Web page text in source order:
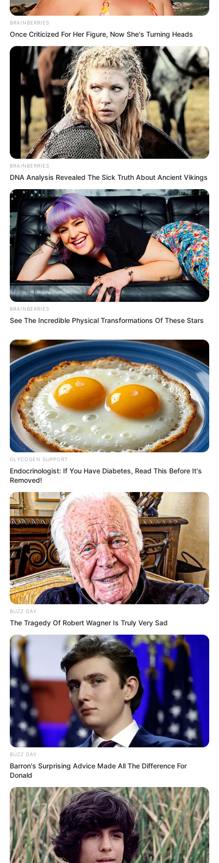
BRAINBERRIES
Once Criticized For Her Figure, Now She's Turning Heads
BRAINBERRIES
DNA Analysis Revealed The Sick Truth About Ancient Vikings
BRAINBERRIES
See The Incredible Physical Transformations Of These Stars
GLYCOGEN SUPPORT
Endocrinologist: If You Have Diabetes, Read This Before It's
Removed!
BUZZ DAY
The Tragedy Of Robert Wagner Is Truly Very Sad
BUZZ DAY
Barron's Surprising Advice Made All The Difference For
Donald